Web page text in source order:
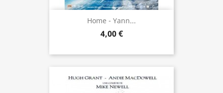
Home - Yann...
4,00 €